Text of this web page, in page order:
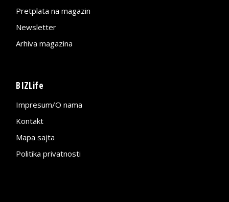
Pretplata na magazin
Newsletter
Arhiva magazina
BIZLife
Impresum/O nama
Kontakt
Mapa sajta
Politika privatnosti